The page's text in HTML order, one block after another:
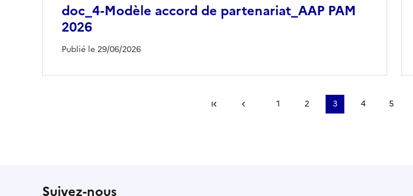
doc_4-Modèle accord de partenariat_AAP PAM
2026
Publié le 29/06/2026
Première page
1 2
Page
3 4 5
Suivez-nous